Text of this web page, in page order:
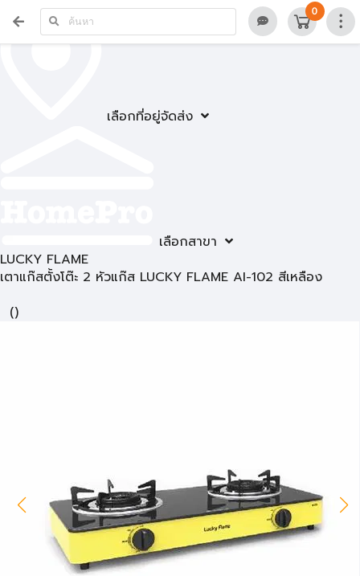
เลือกที่อยู่จัดส่ง
เลือกสาขา
0
LUCKY FLAME
เตาแก๊สตั้งโต๊ะ 2 หัวแก๊ส LUCKY FLAME AI-102 สีเหลือง
()